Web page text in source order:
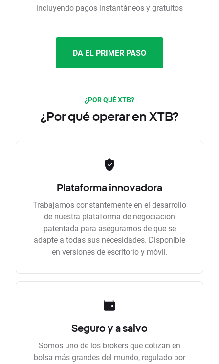
incluyendo pagos instantáneos y gratuitos
DA EL PRIMER PASO
¿POR QUÉ XTB?
¿Por qué operar en XTB?
Plataforma innovadora
Trabajamos constantemente en el desarrollo
de nuestra plataforma de negociación
patentada para asegurarnos de que se
adapte a todas sus necesidades. Disponible
en versiones de escritorio y móvil.
Seguro y a salvo
Somos uno de los brokers que cotizan en
bolsa más grandes del mundo, regulado por